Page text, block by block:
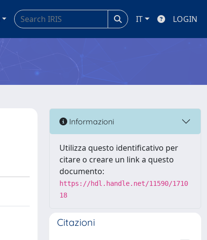
IT LOGIN
Informazioni
Utilizza questo identificativo per
citare o creare un link a questo
documento:
https://hdl.handle.net/11590/1710
18
Citazioni